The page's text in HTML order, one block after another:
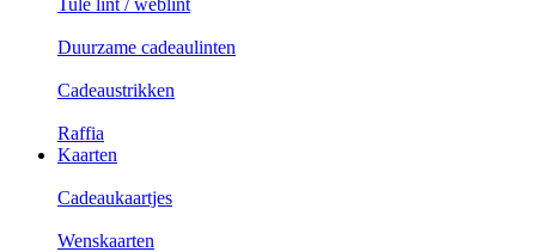
Tule lint / weblint
Duurzame cadeaulinten
Cadeaustrikken
Raffia
Kaarten
Cadeaukaartjes
Wenskaarten